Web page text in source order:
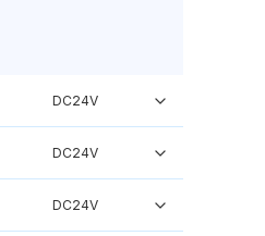
DC24V
DC24V
DC24V